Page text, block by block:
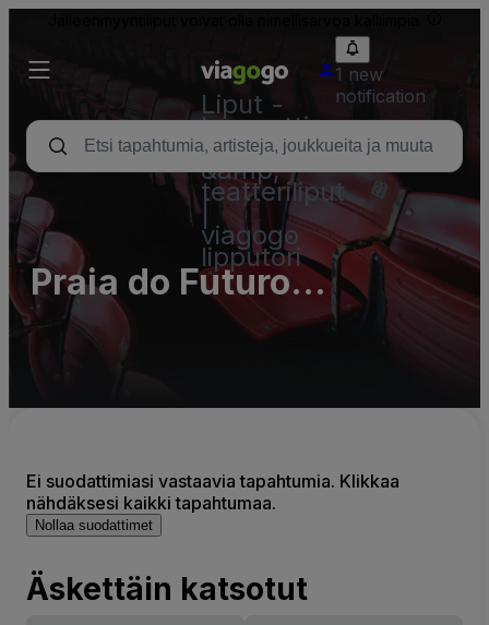
Liput -
konsertti,
urheilu
&amp;
teatteriliput
viagogo
lipputori
1 new
notification
Praia do Futuro
Fortaleza
Ei suodattimiasi vastaavia tapahtumia. Klikkaa
nähdäksesi kaikki tapahtumaa.
Nollaa suodattimet
Äskettäin katsotut